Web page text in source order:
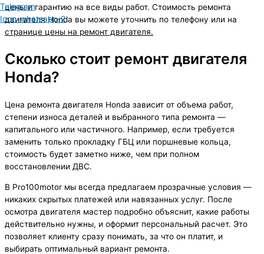
Telegram
Icon-whatsapp-2
цены и гарантию на все виды работ. Стоимость ремонта
двигателя Honda вы можете уточнить по телефону или на
странице цены на ремонт двигателя.
Сколько стоит ремонт двигателя
Honda?
Цена ремонта двигателя Honda зависит от объема работ,
степени износа деталей и выбранного типа ремонта —
капитального или частичного. Например, если требуется
заменить только прокладку ГБЦ или поршневые кольца,
стоимость будет заметно ниже, чем при полном
восстановлении ДВС.
В Pro100motor мы всегда предлагаем прозрачные условия —
никаких скрытых платежей или навязанных услуг. После
осмотра двигателя мастер подробно объяснит, какие работы
действительно нужны, и оформит персональный расчет. Это
позволяет клиенту сразу понимать, за что он платит, и
выбирать оптимальный вариант ремонта.